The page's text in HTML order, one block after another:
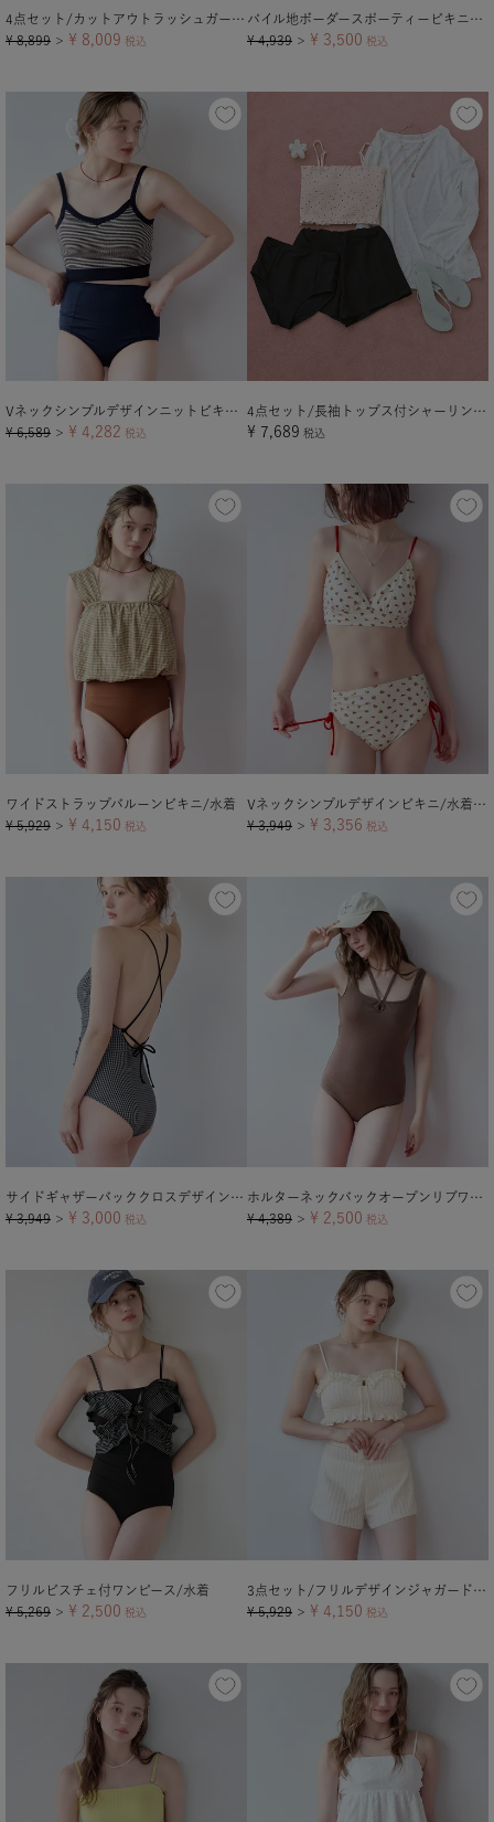
4点セット/カットアウトラッシュガード×ビキニ/水着
¥ 8,899 ＞ ¥ 8,009 税込
パイル地ボーダースポーティービキニ/水着
¥ 4,939 ＞ ¥ 3,500 税込
Vネックシンプルデザインニットビキニ/水着【メール便可／100】
¥ 6,589 ＞ ¥ 4,282 税込
4点セット/長袖トップス付シャーリングビキニ×ショートパンツ/水着
¥ 7,689 税込
ワイドストラップバルーンビキニ/水着
¥ 5,929 ＞ ¥ 4,150 税込
Vネックシンプルデザインビキニ/水着【メール便可／100】
¥ 3,949 ＞ ¥ 3,356 税込
サイドギャザーバッククロスデザインワンピース/水着【メール便可／100】
¥ 3,949 ＞ ¥ 3,000 税込
ホルターネックバックオープンリブワンピース/水着【メール便可／100】
¥ 4,389 ＞ ¥ 2,500 税込
フリルビスチェ付ワンピース/水着
¥ 5,269 ＞ ¥ 2,500 税込
3点セット/フリルデザインジャガードビキニ×ショートパンツ/水着
¥ 5,929 ＞ ¥ 4,150 税込